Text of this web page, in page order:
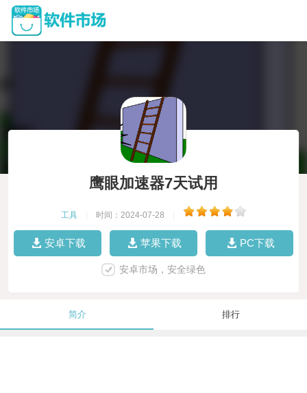
鹰眼加速器7天试用
工具 时间：2024-07-28
安卓下载 苹果下载 PC下载
安卓市场，安全绿色
简介 排行